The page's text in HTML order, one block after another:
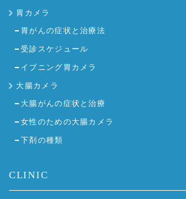
胃カメラ
胃がんの症状と治療法
受診スケジュール
イブニング胃カメラ
大腸カメラ
大腸がんの症状と治療
女性のための大腸カメラ
下剤の種類
CLINIC